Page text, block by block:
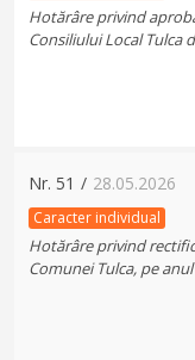
Hotărâre privind
Consiliului Local Tulca
Nr. 51 / 28.05.2026
Caracter individual
Hotărâre privind
Comunei Tulca, pe